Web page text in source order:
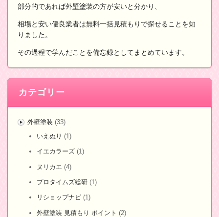
部分的であれば外壁塗装の方が安いと分かり、
相場と安い優良業者は無料一括見積もりで探せることを知
りました。
その過程で学んだことを備忘録としてまとめています。
カテゴリー
外壁塗装 (33)
いえぬり (1)
イエカラーズ (1)
ヌリカエ (4)
プロタイムズ総研 (1)
リショップナビ (1)
外壁塗装 見積もり ポイント (2)